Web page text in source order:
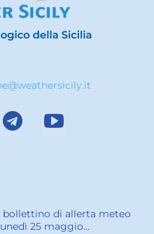
bollettino di allerta meteo
25 maggio...